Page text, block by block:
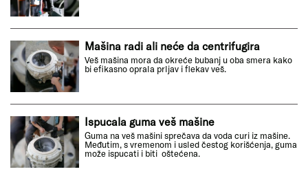
Mašina radi ali neće da centrifugira
Veš mašina mora da okreće bubanj u oba smera kako
bi efikasno oprala prljav i flekav veš.
Ispucala guma veš mašine
Guma na veš mašini sprečava da voda curi iz mašine.
Međutim, s vremenom i usled čestog korišćenja, guma
može ispucati i biti oštećena.